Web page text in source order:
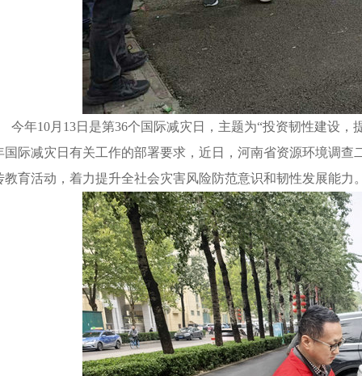
今年10月 13日是第36个国际减灾日，主题为“投资韧性建设，
国际减灾日有关工作的部署要求，近日，河南省资源环境调查
教育活动，着力提升全社会灾害风险防范意识和韧性发展能力